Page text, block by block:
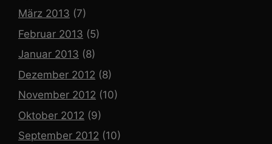
März 2013 (7)
Februar 2013 (5)
Januar 2013 (8)
Dezember 2012 (8)
November 2012 (10)
Oktober 2012 (9)
September 2012 (10)